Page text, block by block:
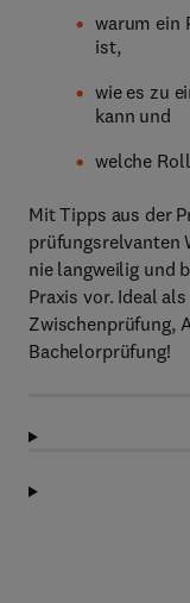
warum ein
ist,
wie es zu
kann und
welche
Mit Tipps aus der
prüfungsrelvanten
nie langweilig und
Praxis vor. Ideal
Zwischenprüfung,
Bachelorprüfung!